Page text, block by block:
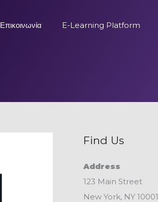
Επικοινωνία E-Learning Platform
Find Us
Address
123 Main Street
New York, NY 10001